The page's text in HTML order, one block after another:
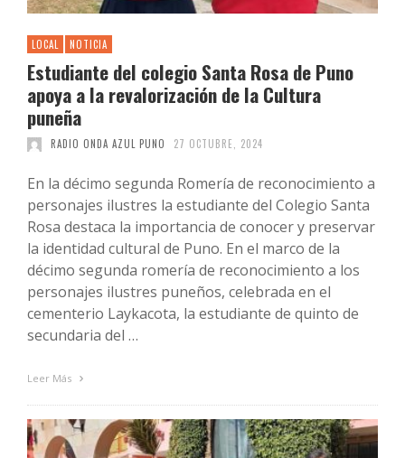
LOCAL NOTICIA
Estudiante del colegio Santa Rosa de Puno
apoya a la revalorización de la Cultura
puneña
RADIO ONDA AZUL PUNO 27 OCTUBRE, 2024
En la décimo segunda Romería de reconocimiento a
personajes ilustres la estudiante del Colegio Santa
Rosa destaca la importancia de conocer y preservar
la identidad cultural de Puno. En el marco de la
décimo segunda romería de reconocimiento a los
personajes ilustres puneños, celebrada en el
cementerio Laykacota, la estudiante de quinto de
secundaria del …
Leer Más